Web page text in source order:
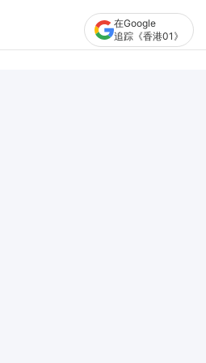
在Google
追踪《香港01》